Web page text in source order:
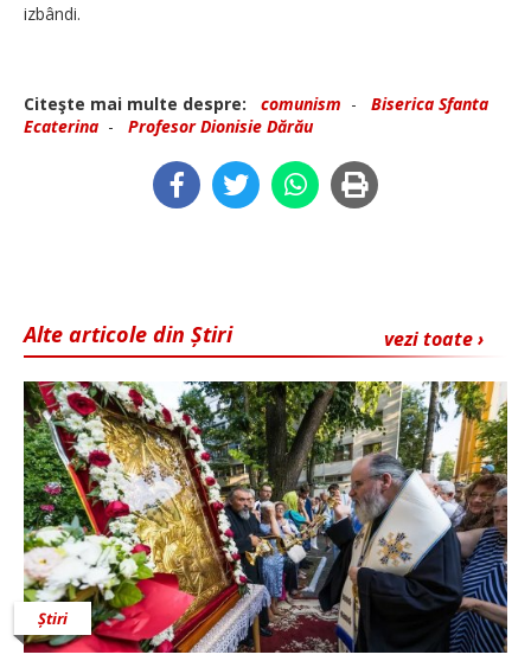
izbândi.
Citeşte mai multe despre: comunism - Biserica Sfanta
Ecaterina - Profesor Dionisie Dărău
vezi toate ›
Alte articole din Știri
Știri